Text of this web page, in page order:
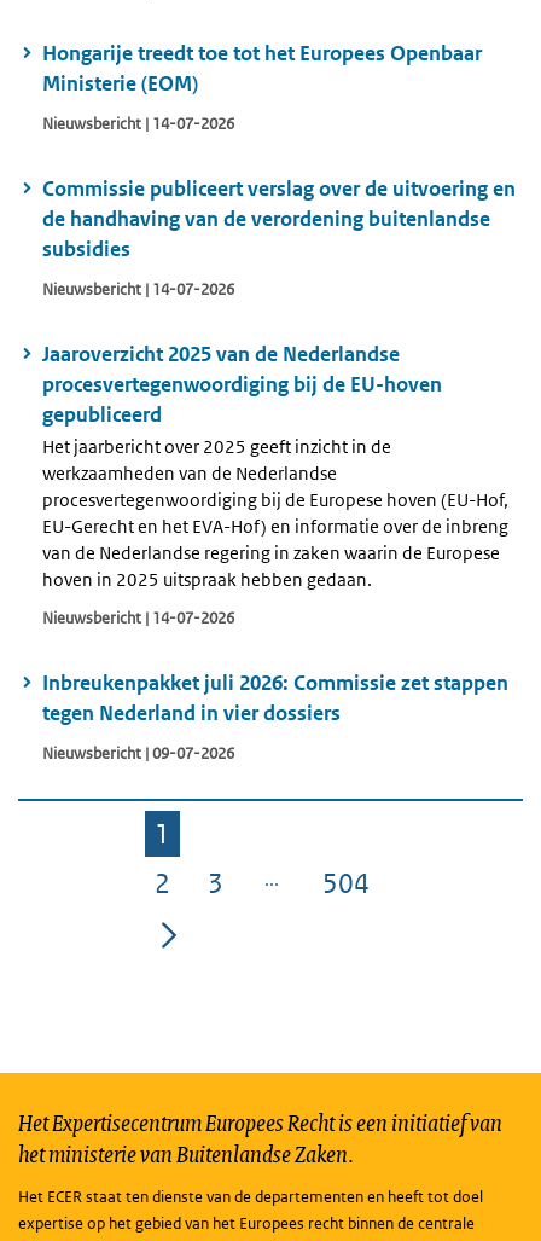
Hongarije treedt toe tot het Europees Openbaar
Ministerie (EOM)
Nieuwsbericht | 14-07-2026
Commissie publiceert verslag over de uitvoering en
de handhaving van de verordening buitenlandse
subsidies
Nieuwsbericht | 14-07-2026
Jaaroverzicht 2025 van de Nederlandse
procesvertegenwoordiging bij de EU-hoven
gepubliceerd
Het jaarbericht over 2025 geeft inzicht in de
werkzaamheden van de Nederlandse
procesvertegenwoordiging bij de Europese hoven (EU-Hof,
EU-Gerecht en het EVA-Hof) en informatie over de inbreng
van de Nederlandse regering in zaken waarin de Europese
hoven in 2025 uitspraak hebben gedaan.
Nieuwsbericht | 14-07-2026
Inbreukenpakket juli 2026: Commissie zet stappen
tegen Nederland in vier dossiers
Nieuwsbericht | 09-07-2026
Pagina
1
Pagina
2 Pagina
3 Pagina
504
Het Expertisecentrum Europees Recht is een initiatief van
het ministerie van Buitenlandse Zaken.
Het ECER staat ten dienste van de departementen en heeft tot doel
expertise op het gebied van het Europees recht binnen de centrale